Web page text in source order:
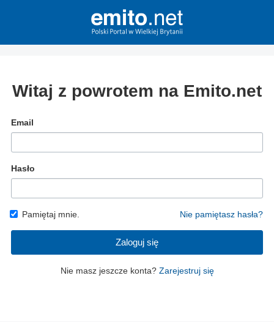
Witaj z powrotem na Emito.net
Email
Hasło
Pamiętaj mnie. Nie pamiętasz hasła?
Zaloguj się
Nie masz jeszcze konta? Zarejestruj się